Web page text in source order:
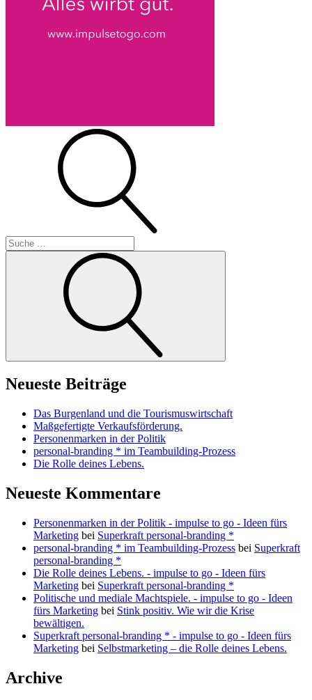
Neueste Beiträge
Das Burgenland und die Tourismuswirtschaft
Maßgefertigte Verkaufsförderung.
Personenmarken in der Politik
personal-branding * im Teambuilding-Prozess
Die Rolle deines Lebens.
Neueste Kommentare
Personenmarken in der Politik - impulse to go - Ideen fürs
Marketing bei Superkraft personal-branding *
personal-branding * im Teambuilding-Prozess bei Superkraft
personal-branding *
Die Rolle deines Lebens. - impulse to go - Ideen fürs
Marketing bei Superkraft personal-branding *
Politische und mediale Machtspiele. - impulse to go - Ideen
fürs Marketing bei Stink positiv. Wie wir die Krise
bewältigen.
Superkraft personal-branding * - impulse to go - Ideen fürs
Marketing bei Selbstmarketing – die Rolle deines Lebens.
Archive